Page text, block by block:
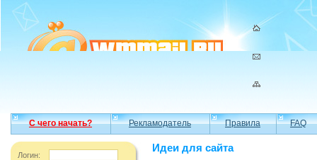
С чего начать? Рекламодатель Правила FAQ
Логин:
Идеи для сайта